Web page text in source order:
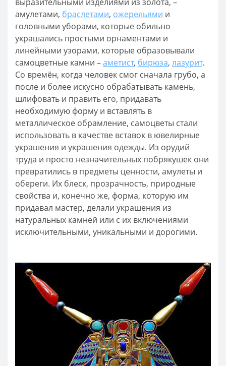
амулетами, браслетами, ожерельями и
головными уборами, которые обильно
украшались простыми орнаментами и
линейными узорами, которые образовывали
самоцветные камни –аметист, бирюза, лазурит.
Со времён, когда человек смог сначала грубо, а
после и более искусно обрабатывать камень,
шлифовать и править его, придавать
необходимую форму и вставлять в
металлическое обрамление, самоцветы стали
использовать в качестве вставок в ювелирные
украшения и украшения одежды. Из орудий
труда и просто незначительных побрякушек они
превратились в предметы ценности, амулеты и
обереги. Их блеск, прозрачность, природные
свойства и, конечно же, форма, которую им
придавал мастер, делали украшения из
натуральных камней или с их включениями
исключительными, уникальными и дорогими.